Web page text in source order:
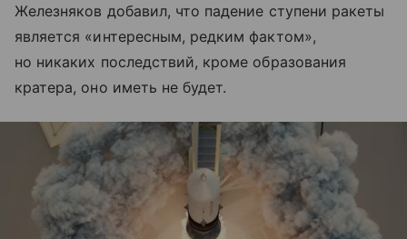
Железняков добавил, что падение ступени ракеты
является «интересным, редким фактом»,
но никаких последствий, кроме образования
кратера, оно иметь не будет.